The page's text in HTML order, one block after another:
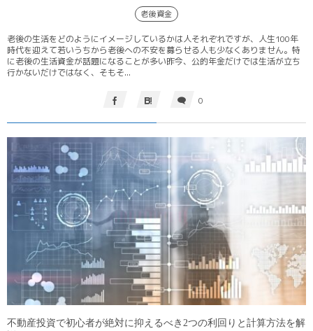
老後資金
老後の生活をどのようにイメージしているかは人それぞれですが、人生100年
時代を迎えて若いうちから老後への不安を募らせる人も少なくありません。特
に老後の生活資金が話題になることが多い昨今、公的年金だけでは生活が立ち
行かないだけではなく、そもそ...
0
不動産投資で初心者が絶対に抑えるべき2つの利回りと計算方法を解